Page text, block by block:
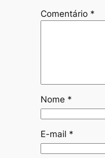
Comentário *
Nome *
E-mail *